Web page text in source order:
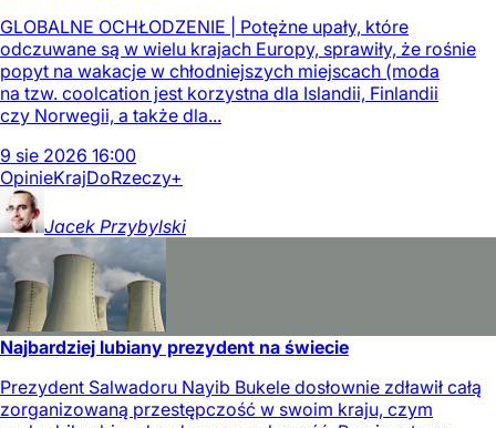
GLOBALNE OCHŁODZENIE | Potężne upały, które
odczuwane są w wielu krajach Europy, sprawiły, że rośnie
popyt na wakacje w chłodniejszych miejscach (moda
na tzw. coolcation jest korzystna dla Islandii, Finlandii
czy Norwegii, a także dla...
9 sie 2026 16:00
OpinieKrajDoRzeczy+
Jacek Przybylski
Najbardziej lubiany prezydent na świecie
Prezydent Salwadoru Nayib Bukele dosłownie zdławił całą
zorganizowaną przestępczość w swoim kraju, czym